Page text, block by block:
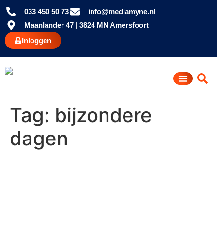
033 450 50 73
info@mediamyne.nl
Maanlander 47 | 3824 MN Amersfoort
Inloggen
Tag: bijzondere
dagen